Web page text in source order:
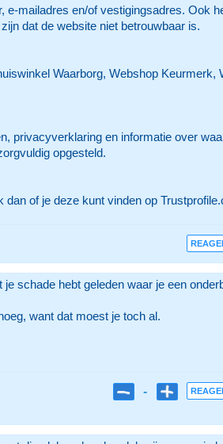
mailadres en/of vestigingsadres. Ook
dat de website niet betrouwbaar is.
Waarborg, Webshop
privacyverklaring en informatie over
opgesteld.
of je deze kunt vinden op
schade hebt geleden waar je een
want dat moest je toch al.
-